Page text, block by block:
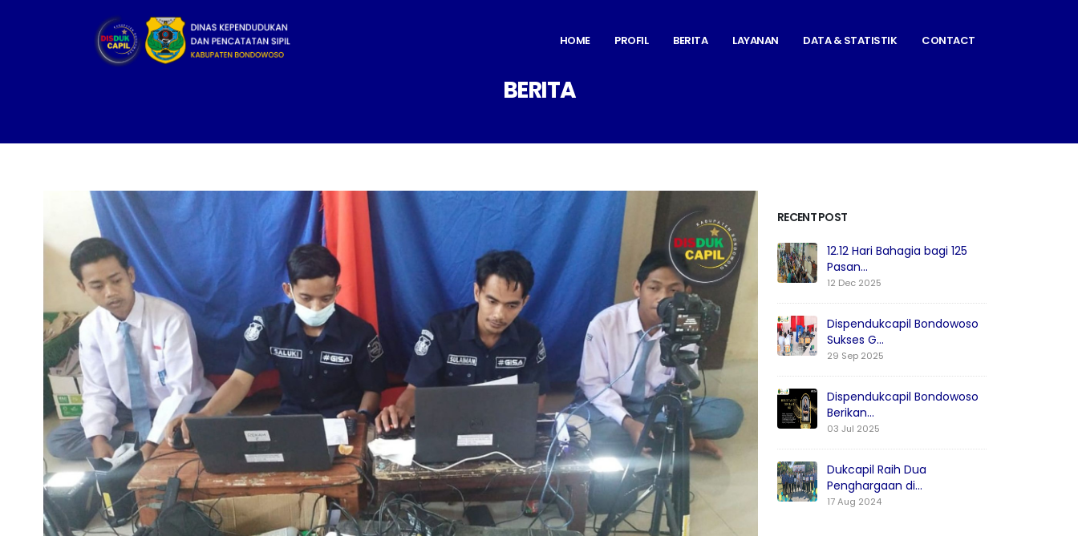
HOME PROFIL BERITA LAYANAN DATA & STATISTIK CONTACT
BERITA
RECENT POST
12.12 Hari Bahagia bagi 125
Pasan...
12 Dec 2025
Dispendukcapil Bondowoso
Sukses G...
29 Sep 2025
Dispendukcapil Bondowoso
Berikan...
03 Jul 2025
Dukcapil Raih Dua
Penghargaan di...
17 Aug 2024